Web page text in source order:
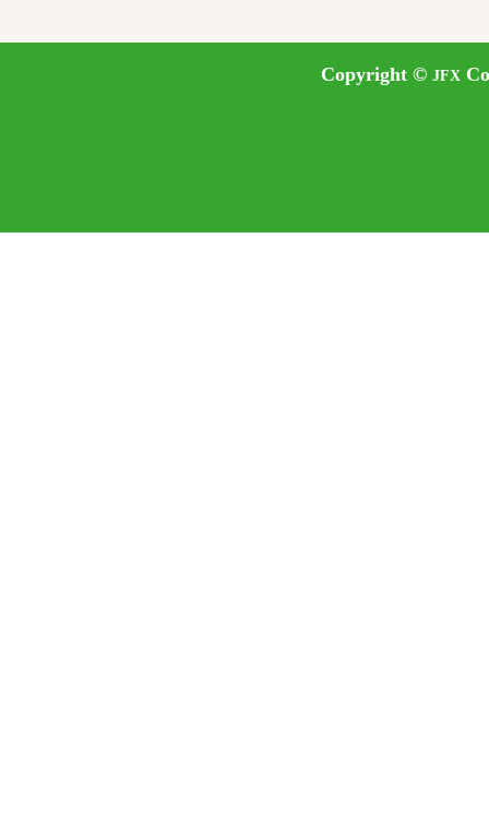
Copyright © JFX